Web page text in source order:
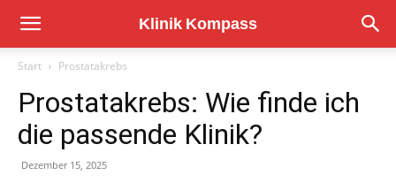
Start Prostatakrebs
Prostatakrebs: Wie finde ich
die passende Klinik?
Dezember 15, 2025